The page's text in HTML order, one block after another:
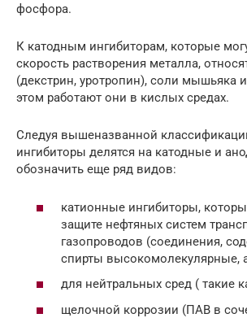
фосфора.
К катодным ингибиторам, которые
скорость растворения металла,
(декстрин, уротропин), соли мышьяка
этом работают они в кислых средах.
Следуя вышеназванной
ингибиторы делятся на катодные и
обозначить еще ряд видов:
катионные ингибиторы,
защите нефтяных систем
газопроводов (соединения,
спирты высокомолекулярные,
для нейтральных сред ( такие
щелочной коррозии (ПАВ в